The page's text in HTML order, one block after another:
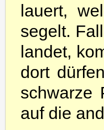
lauert,
segelt.
landet,
dort
schwarze
auf die